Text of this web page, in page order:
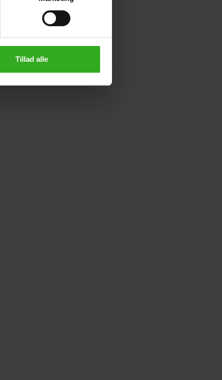
Tillad alle